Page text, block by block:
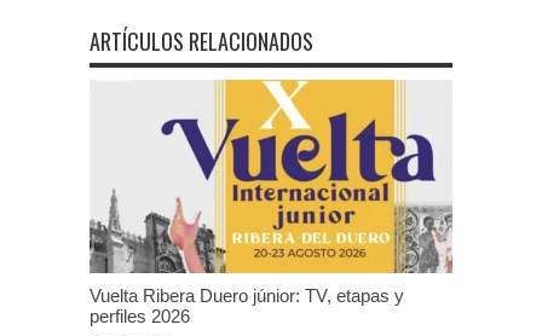
ARTÍCULOS RELACIONADOS
Vuelta Ribera Duero júnior: TV, etapas y
perfiles 2026